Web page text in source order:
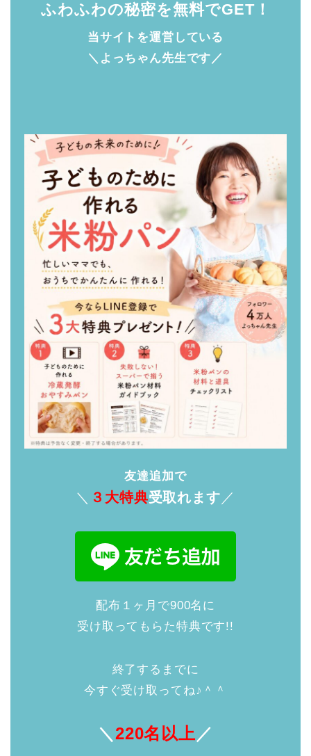
ふわふわの秘密を無料でGET！
当サイトを運営している
＼よっちゃん先生です／
友達追加で
＼ ３大特典受取れます／
配布１ヶ月で900名に
受け取ってもらた特典です!!
終了するまでに
今すぐ受け取ってね♪＾＾
＼220名以上／